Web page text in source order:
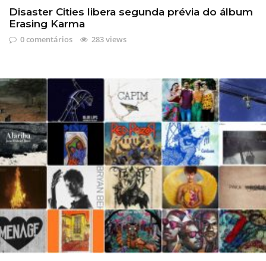
Disaster Cities libera segunda prévia do álbum
Erasing Karma
0 comentários 283 views